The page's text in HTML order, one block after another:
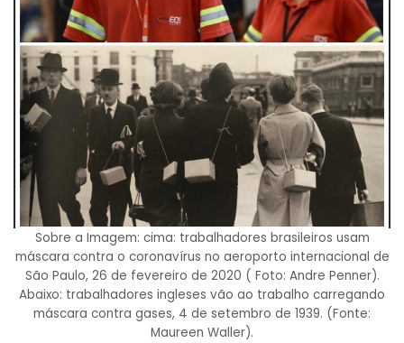
Sobre a Imagem: cima: trabalhadores brasileiros usam
máscara contra o coronavírus no aeroporto internacional de
São Paulo, 26 de fevereiro de 2020 ( Foto: Andre Penner).
Abaixo: trabalhadores ingleses vão ao trabalho carregando
máscara contra gases, 4 de setembro de 1939. (Fonte:
Maureen Waller).